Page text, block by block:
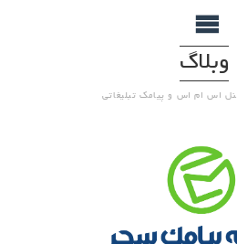
وبلاگ
اس ام اس و پیامک تبلیغاتی